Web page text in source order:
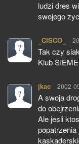
ludzi dres
swojego
_CISCO_
Tak czy
Klub
jkac pisze:
2002-
A swoja
do
Ale jesli